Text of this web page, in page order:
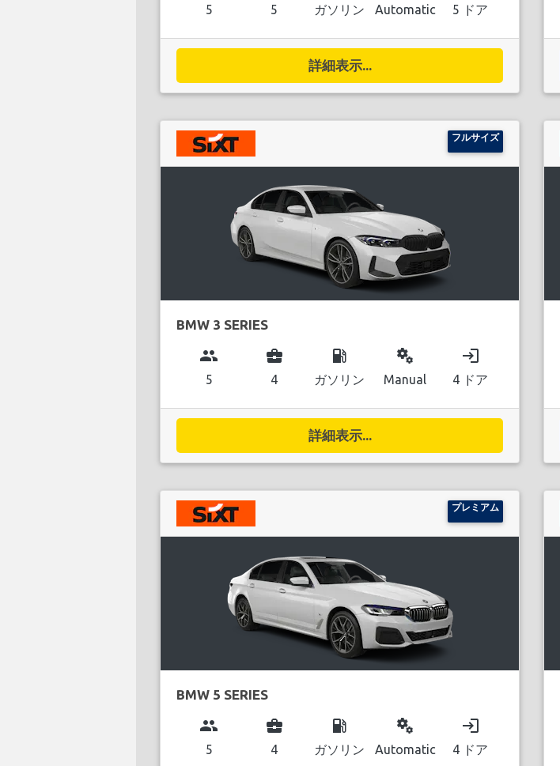
5 5 ガソリン Automatic 5 ドア
詳細表示...
フルサイズ
BMW 3 SERIES
group
5
business_center
4
local_gas_station
ガソリン
miscellaneous_services
Manual
login
4 ドア
詳細表示...
プレミアム
BMW 5 SERIES
group
5
business_center
4
local_gas_station
ガソリン
miscellaneous_services
Automatic
login
4 ドア